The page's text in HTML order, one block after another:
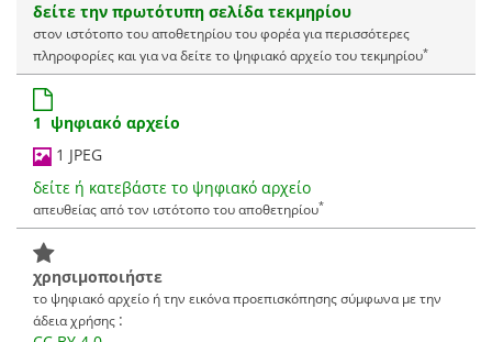
δείτε την πρωτότυπη σελίδα τεκμηρίου
στον ιστότοπο του αποθετηρίου του φορέα για περισσότερες
πληροφορίες και για να δείτε το ψηφιακό αρχείο του τεκμηρίου*
1 ψηφιακό αρχείο
1 JPEG
δείτε ή κατεβάστε το ψηφιακό αρχείο
απευθείας από τον ιστότοπο του αποθετηρίου*
χρησιμοποιήστε
το ψηφιακό αρχείο ή την εικόνα προεπισκόπησης σύμφωνα με την
άδεια χρήσης :